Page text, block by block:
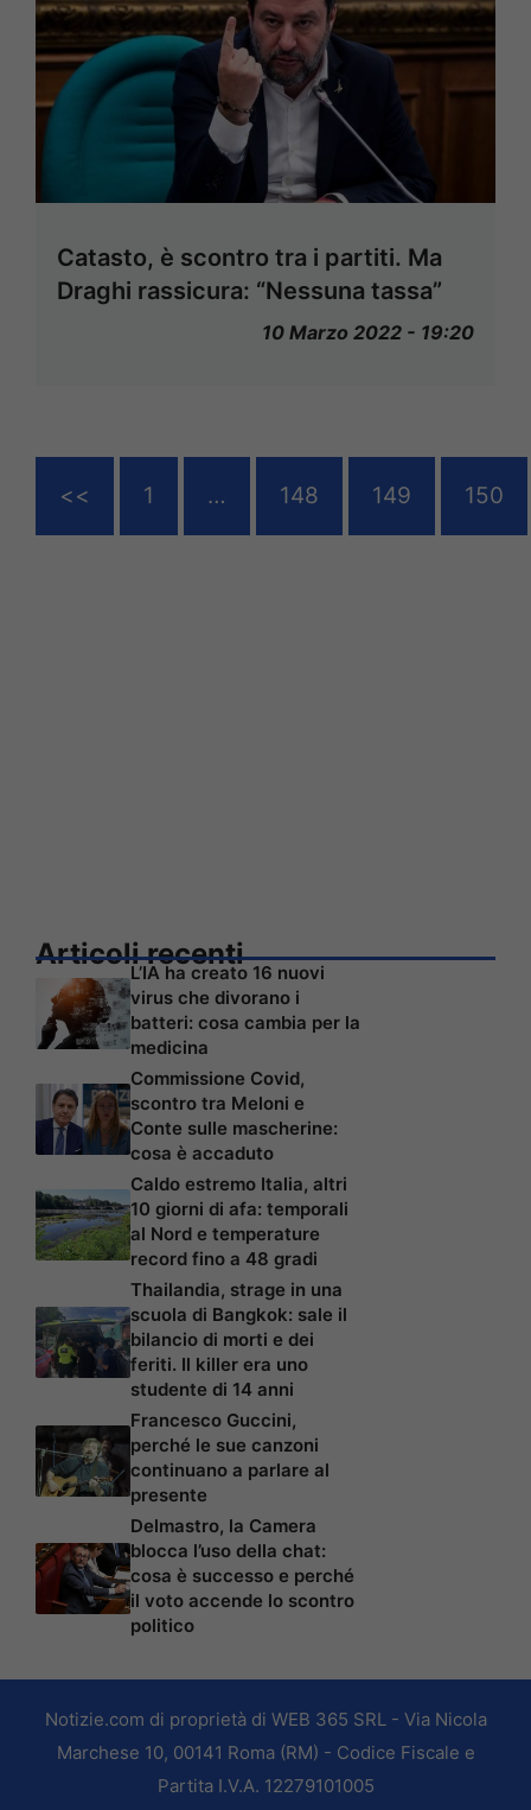
Catasto, è scontro tra i partiti. Ma
Draghi rassicura: “Nessuna tassa”
10 Marzo 2022 - 19:20
<< 1 … 148 149 150
Articoli recenti
L’IA ha creato 16 nuovi
virus che divorano i
batteri: cosa cambia per la
medicina
Commissione Covid,
scontro tra Meloni e
Conte sulle mascherine:
cosa è accaduto
Caldo estremo Italia, altri
10 giorni di afa: temporali
al Nord e temperature
record fino a 48 gradi
Thailandia, strage in una
scuola di Bangkok: sale il
bilancio di morti e dei
feriti. Il killer era uno
studente di 14 anni
Francesco Guccini,
perché le sue canzoni
continuano a parlare al
presente
Delmastro, la Camera
blocca l’uso della chat:
cosa è successo e perché
il voto accende lo scontro
politico
Notizie.com di proprietà di WEB 365 SRL - Via Nicola
Marchese 10, 00141 Roma (RM) - Codice Fiscale e
Partita I.V.A. 12279101005